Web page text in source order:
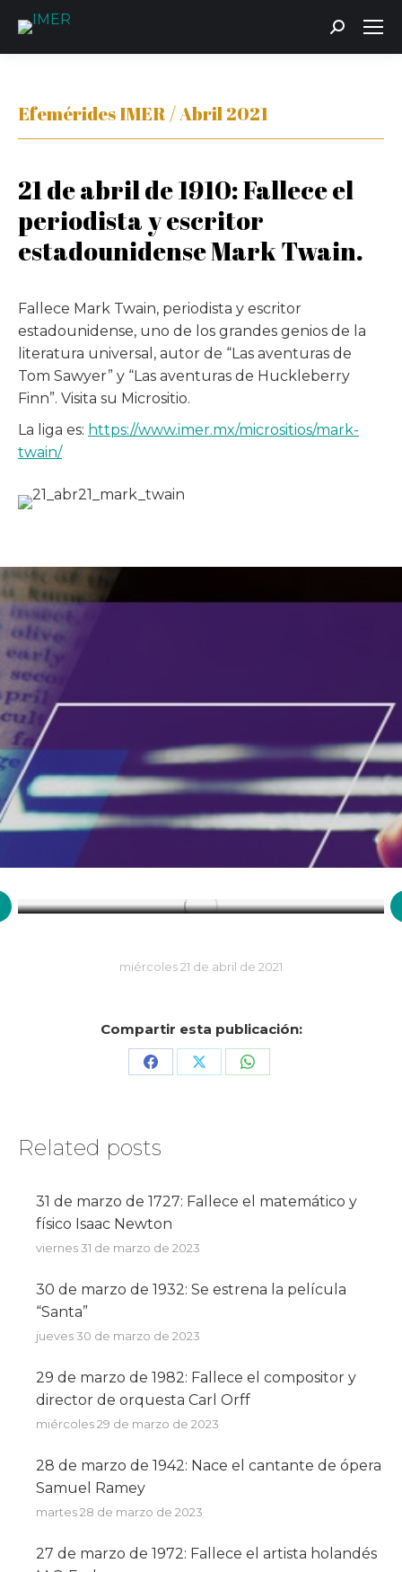
Buscar:
Efemérides IMER / Abril 2021
21 de abril de 1910: Fallece el
periodista y escritor
estadounidense Mark Twain.
Fallece Mark Twain, periodista y escritor
estadounidense, uno de los grandes genios de la
literatura universal, autor de “Las aventuras de
Tom Sawyer” y “Las aventuras de Huckleberry
Finn”. Visita su Micrositio.
La liga es: https://www.imer.mx/micrositios/mark-
twain/
31 de marzo de 1727: Fallece el
matemático y físico Isaac Newton
miércoles 21 de abril de 2021
Compartir esta publicación:
Share Share Share
Related posts
31 de marzo de 1727: Fallece el matemático y
físico Isaac Newton
viernes 31 de marzo de 2023
30 de marzo de 1932: Se estrena la película
“Santa”
jueves 30 de marzo de 2023
29 de marzo de 1982: Fallece el compositor y
director de orquesta Carl Orff
miércoles 29 de marzo de 2023
28 de marzo de 1942: Nace el cantante de ópera
Samuel Ramey
martes 28 de marzo de 2023
27 de marzo de 1972: Fallece el artista holandés